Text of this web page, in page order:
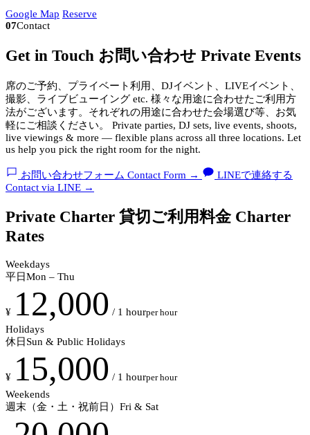
Google Map Reserve
07Contact
Get in Touch お問い合わせ Private Events
席のご予約、プライベート利用、DJイベント、LIVEイベント、
撮影、ライブビューイング etc. 様々な用途に合わせたご利用方
法がございます。それぞれの用途に合わせた会場選び等、お気
軽にご相談ください。
Private parties, DJ sets, live events, shoots,
live viewings & more — flexible plans across all three locations. Let
us help you pick the right room for the night.
お問い合わせフォーム Contact Form →
LINEで連絡する
Contact via LINE →
Private Charter 貸切ご利用料金 Charter
Rates
Weekdays
平日Mon – Thu
¥ 12,000 / 1 hourper hour
Holidays
休日 Sun & Public Holidays
¥ 15,000 / 1 hourper hour
Weekends
週末（金・土・祝前日） Fri & Sat